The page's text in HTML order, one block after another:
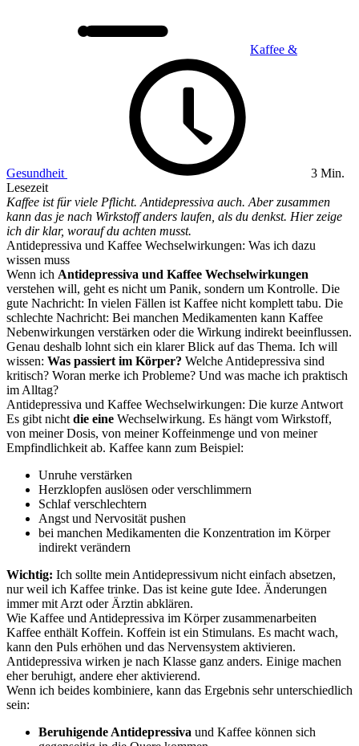
Kaffee &
Gesundheit
3 Min.
Lesezeit
Kaffee ist für viele Pflicht. Antidepressiva auch. Aber zusammen
kann das je nach Wirkstoff anders laufen, als du denkst. Hier zeige
ich dir klar, worauf du achten musst.
Antidepressiva und Kaffee Wechselwirkungen: Was ich dazu
wissen muss
Wenn ich Antidepressiva und Kaffee Wechselwirkungen
verstehen will, geht es nicht um Panik, sondern um Kontrolle. Die
gute Nachricht: In vielen Fällen ist Kaffee nicht komplett tabu. Die
schlechte Nachricht: Bei manchen Medikamenten kann Kaffee
Nebenwirkungen verstärken oder die Wirkung indirekt beeinflussen.
Genau deshalb lohnt sich ein klarer Blick auf das Thema. Ich will
wissen: Was passiert im Körper? Welche Antidepressiva sind
kritisch? Woran merke ich Probleme? Und was mache ich praktisch
im Alltag?
Antidepressiva und Kaffee Wechselwirkungen: Die kurze Antwort
Es gibt nicht die eine Wechselwirkung. Es hängt vom Wirkstoff,
von meiner Dosis, von meiner Koffeinmenge und von meiner
Empfindlichkeit ab. Kaffee kann zum Beispiel:
Unruhe verstärken
Herzklopfen auslösen oder verschlimmern
Schlaf verschlechtern
Angst und Nervosität pushen
bei manchen Medikamenten die Konzentration im Körper
indirekt verändern
Wichtig: Ich sollte mein Antidepressivum nicht einfach absetzen,
nur weil ich Kaffee trinke. Das ist keine gute Idee. Änderungen
immer mit Arzt oder Ärztin abklären.
Wie Kaffee und Antidepressiva im Körper zusammenarbeiten
Kaffee enthält Koffein. Koffein ist ein Stimulans. Es macht wach,
kann den Puls erhöhen und das Nervensystem aktivieren.
Antidepressiva wirken je nach Klasse ganz anders. Einige machen
eher beruhigt, andere eher aktivierend.
Wenn ich beides kombiniere, kann das Ergebnis sehr unterschiedlich
sein:
Beruhigende Antidepressiva und Kaffee können sich